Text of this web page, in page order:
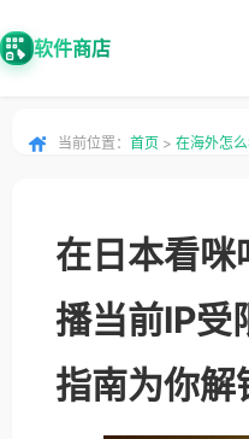
软件商店
当前位置： 首页 > 在海外怎
在日本看咪
播当前IP受
指南为你解